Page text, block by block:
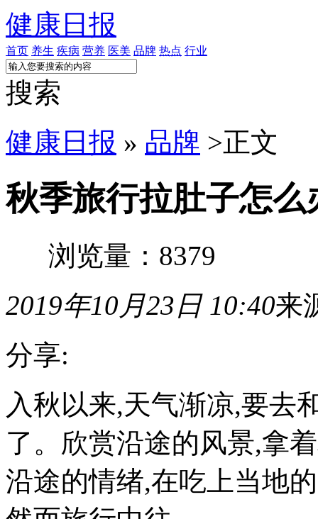
健康日报
首页 养生 疾病 营养 医美 品牌 热点 行业
搜索
健康日报 » 品牌 >正文
秋季旅行拉肚子怎
浏览量：8379
2019年10月23日 10:40来
分享:
入秋以来,天气渐凉,要去
了。欣赏沿途的风景,拿
沿途的情绪,在吃上当地